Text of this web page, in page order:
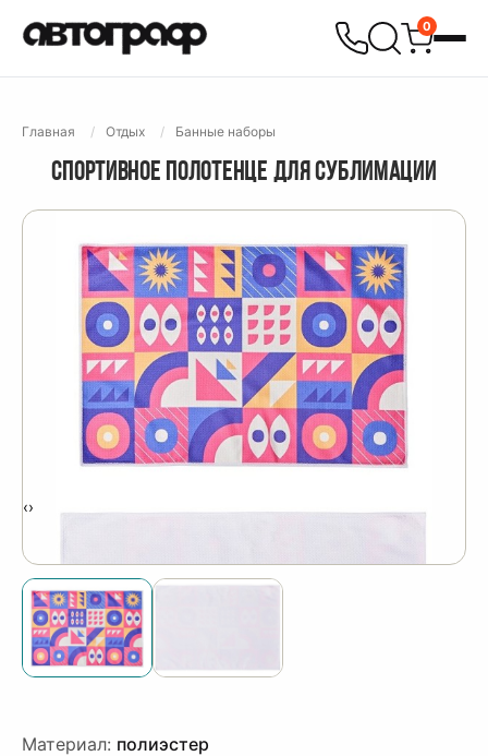
0
Главная Отдых Банные наборы
СПОРТИВНОЕ ПОЛОТЕНЦЕ ДЛЯ СУБЛИМАЦИИ
‹›
Материал: полиэстер